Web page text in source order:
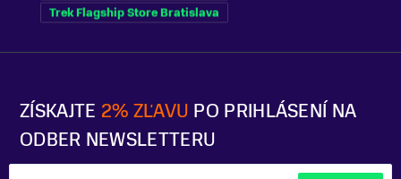
ZÍSKAJTE 2% ZĽAVU PO PRIHLÁSENÍ NA
ODBER NEWSLETTERU
Trek Flagship Store Bratislava